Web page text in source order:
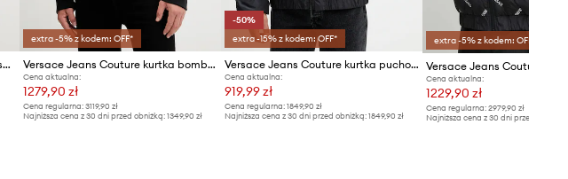
Versace Jeans Couture kurtka jeansowa
extra -5% z kodem: OFF*
Versace Jeans Couture kurtka bomber dwustronna
Cena aktualna:
1279,90 zł
Cena regularna: 3119,90 zł
Najniższa cena z 30 dni przed obniżką: 1349,90 zł
-50%
extra -15% z kodem: OFF*
Versace Jeans Couture kurtka puchowa
Cena aktualna:
919,99 zł
Cena regularna:1849,90 zł
Najniższa cena z 30 dni przed obniżką:1849,90 zł
extra -5% z kodem: OFF*
Cena aktualna:
1229,90 zł
Cena regularna: 2979,90 zł
Najniższa cena z 30 dni przed obniżką: